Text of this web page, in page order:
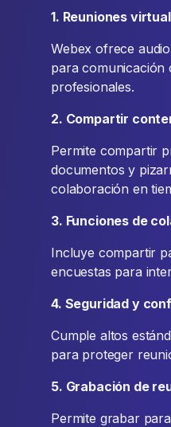
1. Reuniones
Webex ofrece
para comunicación
profesionales.
2. Compartir
Permite compartir
documentos y
colaboración en
3. Funciones de
Incluye compartir
encuestas para
4. Seguridad y
Cumple altos
para proteger
5. Grabación de
Permite grabar